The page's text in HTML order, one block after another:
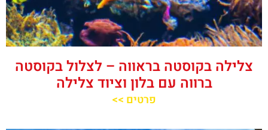
צלילה בקוסטה בראווה – לצלול בקוסטה
ברווה עם בלון וציוד צלילה
פרטים >>